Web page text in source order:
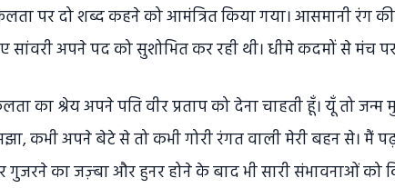
पर दो शब्द कहने को आमंत्रित किया गया। आसमानी रंग
सांवरी अपने पद को सुशोभित कर रही थी। धीमे कदमों से मंच
का श्रेय अपने पति वीर प्रताप को देना चाहती हूँ। यूँ तो
कभी अपने बेटे से तो कभी गोरी रंगत वाली मेरी बहन से। मैं
का जज़्बा और हुनर होने के बाद भी सारी संभावनाओं को